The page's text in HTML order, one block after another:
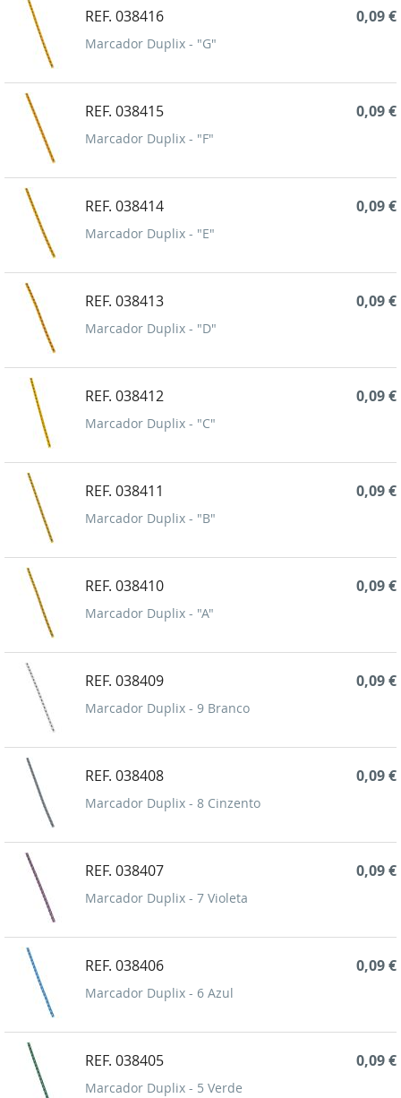
REF. 038416
Marcador Duplix - "G"
0,09 €
REF. 038415
Marcador Duplix - "F"
0,09 €
REF. 038414
Marcador Duplix - "E"
0,09 €
REF. 038413
Marcador Duplix - "D"
0,09 €
REF. 038412
Marcador Duplix - "C"
0,09 €
REF. 038411
Marcador Duplix - "B"
0,09 €
REF. 038410
Marcador Duplix - "A"
0,09 €
REF. 038409
Marcador Duplix - 9 Branco
0,09 €
REF. 038408
Marcador Duplix - 8 Cinzento
0,09 €
REF. 038407
Marcador Duplix - 7 Violeta
0,09 €
REF. 038406
Marcador Duplix - 6 Azul
0,09 €
REF. 038405
Marcador Duplix - 5 Verde
0,09 €